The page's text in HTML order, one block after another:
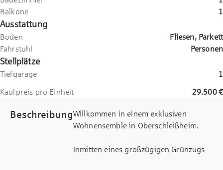
Balkone
1
Ausstattung
Boden
Fliesen, Parkett
Fahrstuhl
Personen
Stellplätze
Tiefgarage 1
Kaufpreis pro Einheit 29.500 €
BeschreibungWillkommen in einem exklusiven
Wohnensemble in Oberschleißheim.
Inmitten eines großzügigen Grünzugs